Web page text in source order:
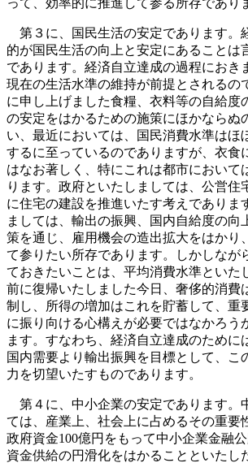
って、効率的に推進して参る所存であり
第３に、国民生活の安定であります。
的が国民生活の向上と安定にあることは
であります。経済自立達成の過程におき
現在の生活水準の維持が前提とされるの
に申し上げました食糧、衣料等の自給度
の安定をはかるための施策にほかならぬ
い、最近においては、国民消費水準はほ
するに至っているのでありますが、衣食
はなお著しく、特にこれは都市において
ります。政府といたしましては、公営住
に住宅の建設を推進いたす考えでありま
ましては、輸出の振興、国内自給度の向
策を通じ、雇用機会の造出拡大をはかり
て参りたい所存であります。しかしなが
ておきたいことは、平均消費水準といた
前に復帰いたしました今日、奢侈的消費
制し、所得の増加はこれを貯蓄して、重
に振り向ける心構えが必要ではなかろう
ます。すなわち、経済自立達成のために
国内需要より輸出振興を目標として、こ
力を切望いたすものであります。
第４に、中小企業の安定であります。
ては、産業上、社会上に占めるその重要
政府資金100億円をもって中小企業金融
資金供給の円滑化をはかることといたし